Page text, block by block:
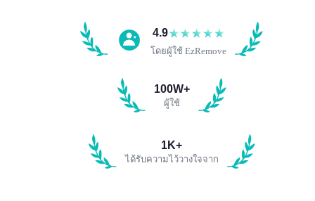
4.9
โดยผู้ใช้ EzRemove
100W+
ผู้ใช้
1K+
ได้รับความไว้วางใจจาก